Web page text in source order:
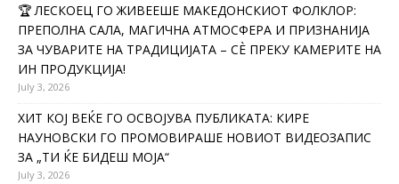
🏆 ЛЕСКОЕЦ ГО ЖИВЕЕШЕ МАКЕДОНСКИОТ ФОЛКЛОР:
ПРЕПОЛНА САЛА, МАГИЧНА АТМОСФЕРА И ПРИЗНАНИЈА
ЗА ЧУВАРИТЕ НА ТРАДИЦИЈАТА – СÈ ПРЕКУ КАМЕРИТЕ НА
ИН ПРОДУКЦИЈА!
July 3, 2026
ХИТ КОЈ ВЕЌЕ ГО ОСВОЈУВА ПУБЛИКАТА: КИРЕ
НАУНОВСКИ ГО ПРОМОВИРАШЕ НОВИОТ ВИДЕОЗАПИС
ЗА „ТИ ЌЕ БИДЕШ МОЈА“
July 3, 2026